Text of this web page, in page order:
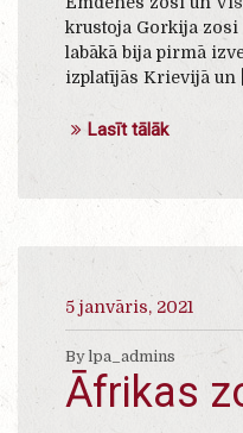
krustoja Gorkija
labākā bija pirmā
izplatījās Krievijā un
Lasīt tālāk
5 janvāris, 2021
By lpa_admins
Āfrikas